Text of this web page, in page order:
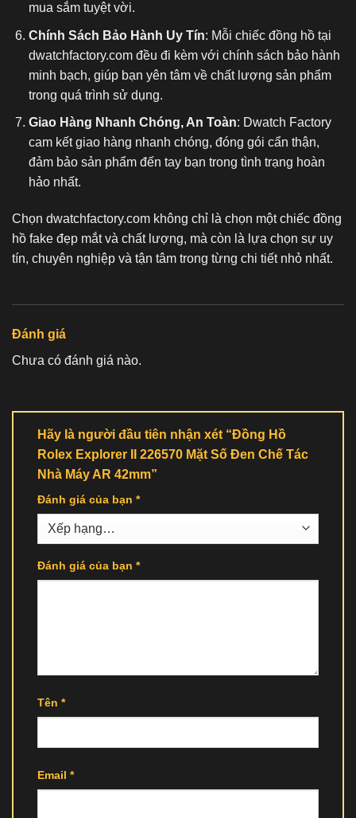
mua sắm tuyệt vời.
Chính Sách Bảo Hành Uy Tín: Mỗi chiếc đồng hồ tại
dwatchfactory.com đều đi kèm với chính sách bảo hành
minh bạch, giúp bạn yên tâm về chất lượng sản phẩm
trong quá trình sử dụng.
Giao Hàng Nhanh Chóng, An Toàn: Dwatch Factory
cam kết giao hàng nhanh chóng, đóng gói cẩn thận,
đảm bảo sản phẩm đến tay bạn trong tình trạng hoàn
hảo nhất.
Chọn dwatchfactory.com không chỉ là chọn một chiếc đồng
hồ fake đẹp mắt và chất lượng, mà còn là lựa chọn sự uy
tín, chuyên nghiệp và tận tâm trong từng chi tiết nhỏ nhất.
Đánh giá
Chưa có đánh giá nào.
Hãy là người đầu tiên nhận xét “Đồng Hồ
Rolex Explorer II 226570 Mặt Số Đen Chế Tác
Nhà Máy AR 42mm”
Đánh giá của bạn *
Đánh giá của bạn *
Tên *
Email *